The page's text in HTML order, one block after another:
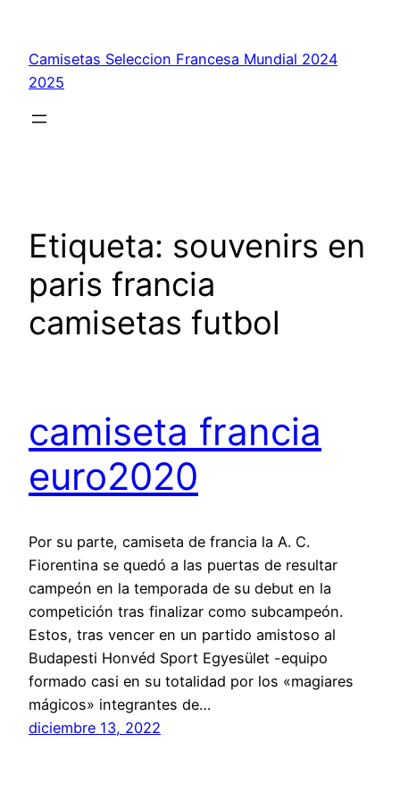
contenido
Camisetas Seleccion Francesa Mundial 2024
2025
Etiqueta: souvenirs en
paris francia
camisetas futbol
camiseta francia
euro2020
Por su parte, camiseta de francia la A. C.
Fiorentina se quedó a las puertas de resultar
campeón en la temporada de su debut en la
competición tras finalizar como subcampeón.
Estos, tras vencer en un partido amistoso al
Budapesti Honvéd Sport Egyesület -equipo
formado casi en su totalidad por los «magiares
mágicos» integrantes de…
diciembre 13, 2022